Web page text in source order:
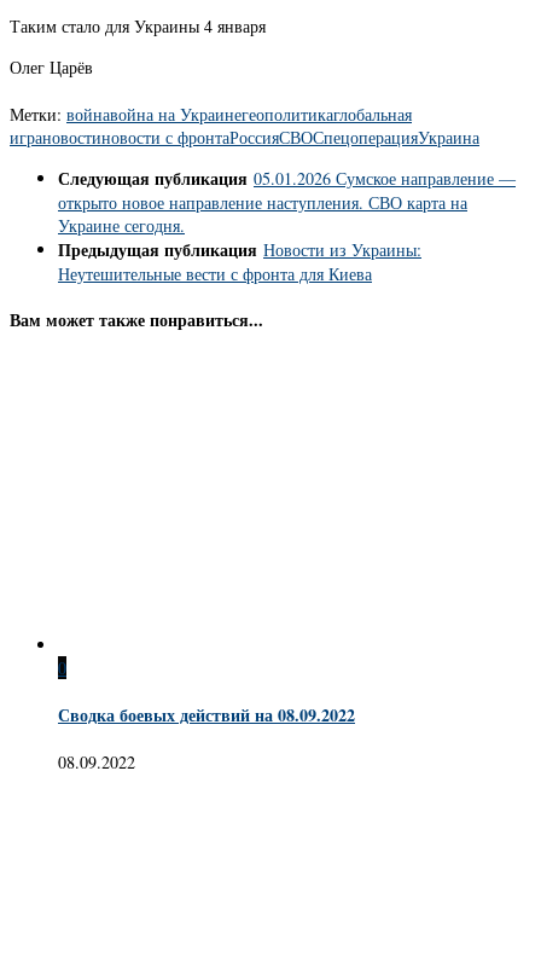
Таким стало для Украины 4 января
Олег Царёв
Метки: войнавойна на Украинегеополитикаглобальная
играновостиновости с фронтаРоссияСВОСпецоперацияУкраина
Следующая публикация 05.01.2026 Сумское направление —
открыто новое направление наступления. СВО карта на
Украине сегодня.
Предыдущая публикация Новости из Украины:
Неутешительные вести с фронта для Киева
Вам может также понравиться...
0
Сводка боевых действий на 08.09.2022
08.09.2022